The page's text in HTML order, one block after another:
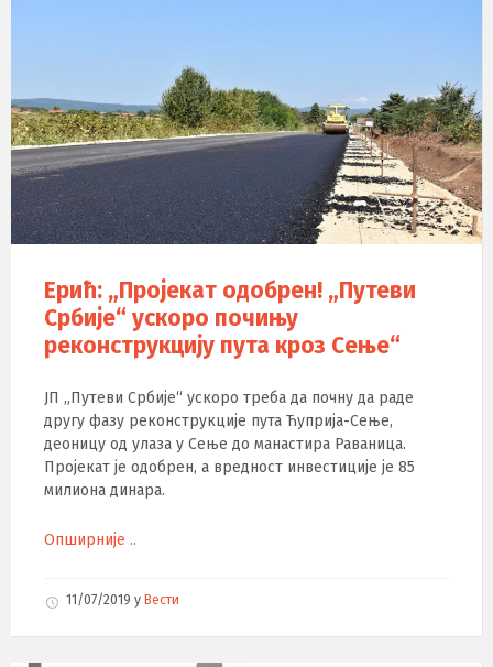
Ерић: „Пројекат одобрен! „Путеви
Србије“ ускоро почињу
реконструкцију пута кроз Сење“
ЈП „Путеви Србије“ ускоро треба да почну да раде
другу фазу реконструкције пута Ћуприја-Сење,
деоницу од улаза у Сење до манастира Раваница.
Пројекат је одобрен, а вредност инвестиције је 85
милиона динара.
Опширније ..
11/07/2019 у Вести